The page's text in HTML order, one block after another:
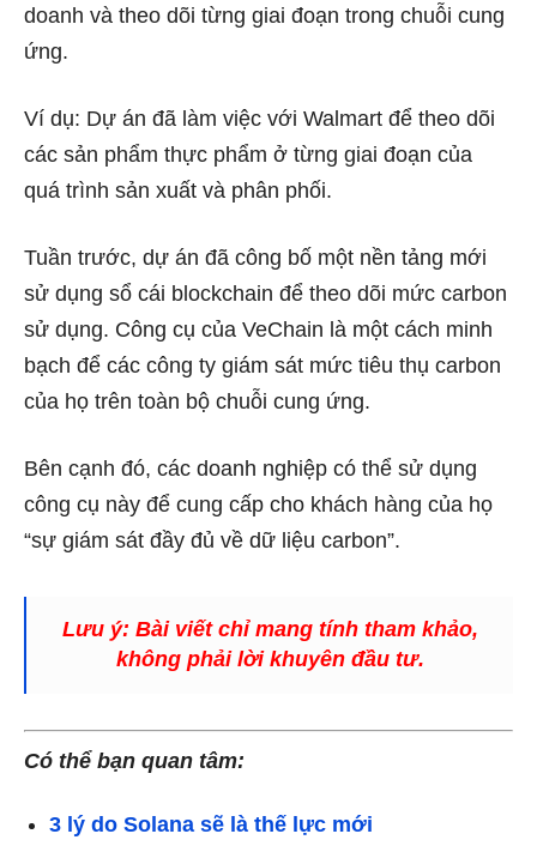
doanh và theo dõi từng giai đoạn trong chuỗi cung
ứng.
Ví dụ: Dự án đã làm việc với Walmart để theo dõi
các sản phẩm thực phẩm ở từng giai đoạn của
quá trình sản xuất và phân phối.
Tuần trước, dự án đã công bố một nền tảng mới
sử dụng sổ cái blockchain để theo dõi mức carbon
sử dụng. Công cụ của VeChain là một cách minh
bạch để các công ty giám sát mức tiêu thụ carbon
của họ trên toàn bộ chuỗi cung ứng.
Bên cạnh đó, các doanh nghiệp có thể sử dụng
công cụ này để cung cấp cho khách hàng của họ
“sự giám sát đầy đủ về dữ liệu carbon”.
Lưu ý: Bài viết chỉ mang tính tham khảo,
không phải lời khuyên đầu tư.
Có thể bạn quan tâm:
3 lý do Solana sẽ là thế lực mới